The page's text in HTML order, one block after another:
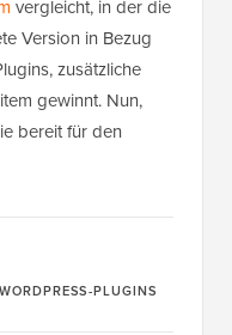
vergleicht, in der die
Version in Bezug
zusätzliche
gewinnt. Nun,
bereit für den
WORDPRESS-PLUGINS